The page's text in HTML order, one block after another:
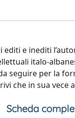
editi e inediti
italo-
seguire per la
che in sua vece
Scheda